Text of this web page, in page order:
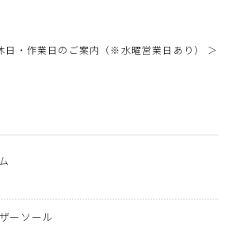
日・作業日のご案内（※水曜営業日あり） ＞
ーソール